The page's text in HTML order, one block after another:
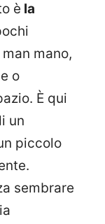
è la
mano,
o
È qui
un
piccolo
sembrare